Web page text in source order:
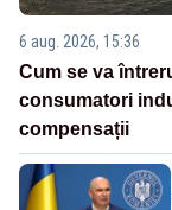
6 aug. 2026, 15:36
Cum se va
consumatori
compensații